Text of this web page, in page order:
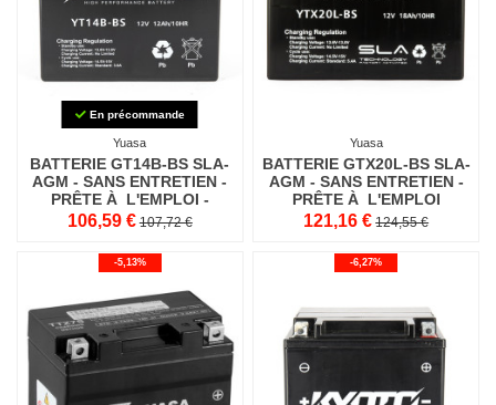
En précommande
Yuasa
BATTERIE GT14B-BS SLA-
AGM - SANS ENTRETIEN -
PRÊTE À L'EMPLOI -
EQUIVALENTE YT14B-BS
106,59 € 107,72 €
Yuasa
BATTERIE GTX20L-BS SLA-
AGM - SANS ENTRETIEN -
PRÊTE À L'EMPLOI
121,16 € 124,55 €
-5,13% -6,27%